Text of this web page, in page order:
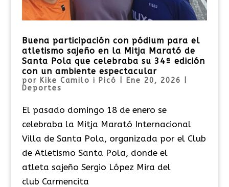
Buena participación con pódium para el
atletismo sajeño en la Mitja Marató de
Santa Pola que celebraba su 34ª edición
con un ambiente espectacular
por Kike Camilo i Picó Ene 20, 2026
Deportes
El pasado domingo 18 de enero se
celebraba la Mitja Marató Internacional
Villa de Santa Pola, organizada por el Club
de Atletismo Santa Pola, donde el
atleta sajeño Sergio López Mira del
club Carmencita